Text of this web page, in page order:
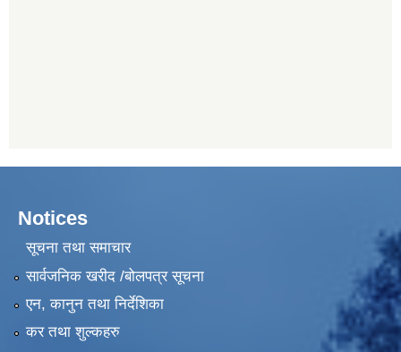
Notices
सूचना तथा समाचार
सार्वजनिक खरीद /बोलपत्र सूचना
एन, कानुन तथा निर्देशिका
कर तथा शुल्कहरु